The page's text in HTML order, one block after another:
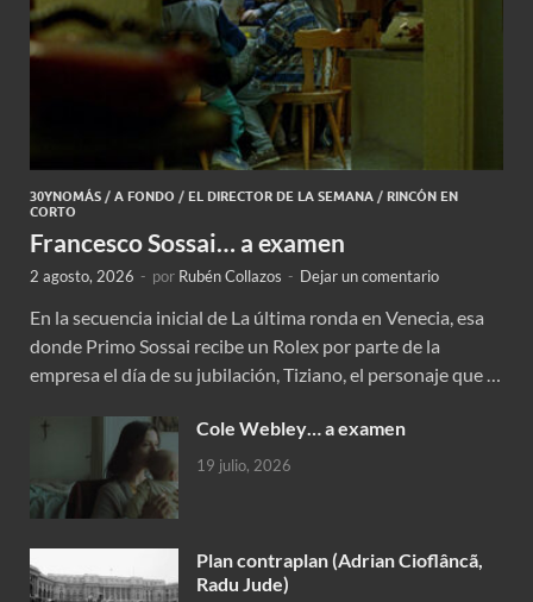
30YNOMÁS / A FONDO / EL DIRECTOR DE LA SEMANA / RINCÓN EN
CORTO
Francesco Sossai… a examen
2 agosto, 2026 - por Rubén Collazos - Dejar un comentario
En la secuencia inicial de La última ronda en Venecia, esa
donde Primo Sossai recibe un Rolex por parte de la
empresa el día de su jubilación, Tiziano, el personaje que …
Cole Webley… a examen
19 julio, 2026
Plan contraplan (Adrian Cioflâncã,
Radu Jude)